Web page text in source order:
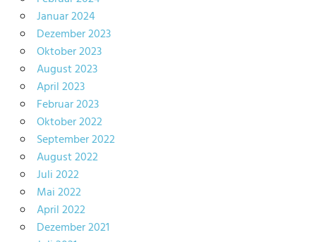
Januar 2024
Dezember 2023
Oktober 2023
August 2023
April 2023
Februar 2023
Oktober 2022
September 2022
August 2022
Juli 2022
Mai 2022
April 2022
Dezember 2021